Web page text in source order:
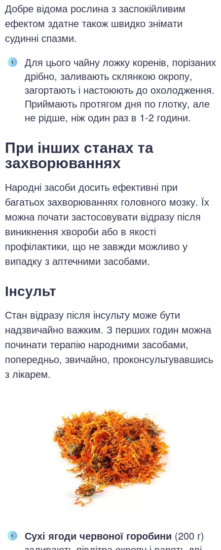
Добре відома рослина з заспокійливим
ефектом здатне також швидко знімати
судинні спазми.
Для цього чайну ложку коренів, порізаних
дрібно, заливають склянкою окропу,
загортають і настоюють до охолодження.
Приймають протягом дня по глотку, але
не рідше, ніж один раз в 1-2 години.
При інших станах та
захворюваннях
Народні засоби досить ефективні при
багатьох захворюваннях головного мозку. Їх
можна почати застосовувати відразу після
виникнення хвороби або в якості
профілактики, що не завжди можливо у
випадку з аптечними засобами.
Інсульт
Стан відразу після інсульту може бути
надзвичайно важким. З перших годин можна
починати терапію народними засобами,
попередньо, звичайно, проконсультувавшись
з лікарем.
Сухі ягоди червоної горобини (200 г)